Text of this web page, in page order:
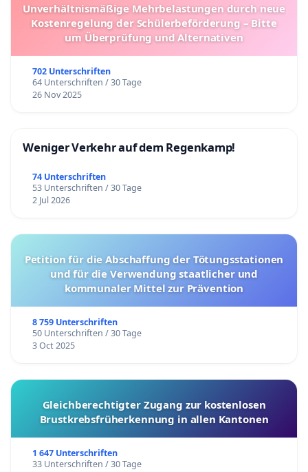
Unverhältnismäßige Mehrbelastungen durch neue
Kostenregelung der Schülerbeförderung – Bitte
um Überprüfung und Alternativen
702 Unterschriften
64 Unterschriften / 30 Tage
26 Nov 2025
Weniger Verkehr auf dem Regenkamp!
74 Unterschriften
53 Unterschriften / 30 Tage
2 Jul 2026
Petition für die Abschaffung der Tötungsstationen
und für die Verwendung staatlicher und
kommunaler Mittel zur Prävention
8 759 Unterschriften
50 Unterschriften / 30 Tage
3 Oct 2025
Gleichberechtigter Zugang zur kostenlosen
Brustkrebsfrüherkennung in allen Kantonen
1 647 Unterschriften
33 Unterschriften / 30 Tage